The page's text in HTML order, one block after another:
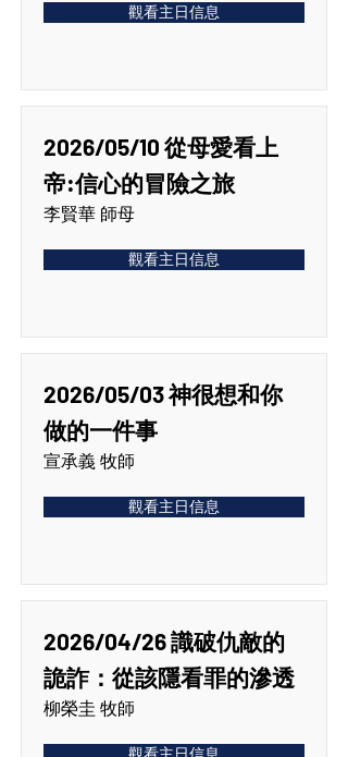
觀看主日信息
2026/05/10 從母愛看上
帝:信心的冒險之旅
李賢華 師母
觀看主日信息
2026/05/03 神很想和你
做的一件事
宣承義 牧師
觀看主日信息
2026/04/26 識破仇敵的
詭詐：從該隱看罪的滲透
柳榮圭 牧師